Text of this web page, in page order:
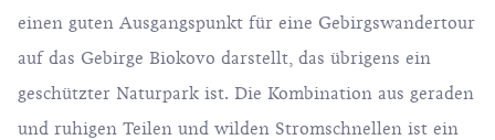
einen guten Ausgangspunkt für eine Gebirgswandertour
auf das Gebirge Biokovo darstellt, das übrigens ein
geschützter Naturpark ist. Die Kombination aus geraden
und ruhigen Teilen und wilden Stromschnellen ist ein